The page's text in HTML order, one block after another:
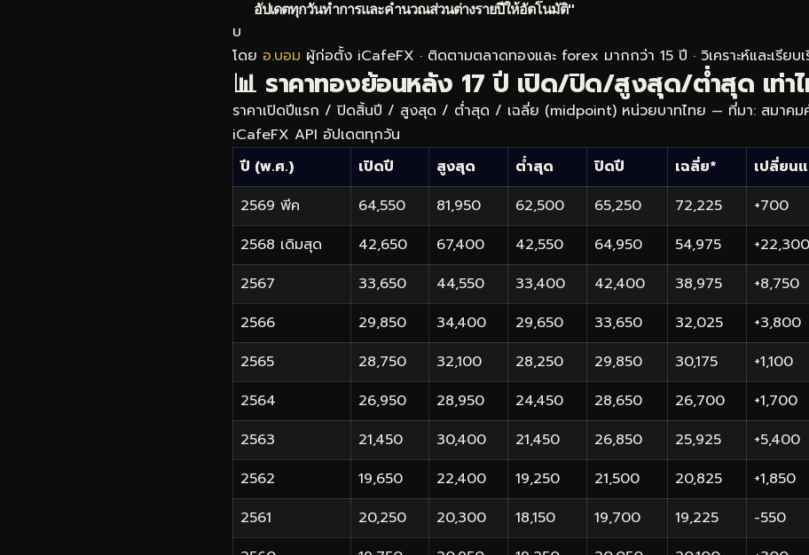
อัปเดตทุกวันทำการและคำนวณส่วนต่างรายปีให้อัตโนมัติ"
บ
โดย อ.บอม ผู้ก่อตั้ง iCafeFX · ติดตามตลาดทองและ forex มากกว่า 15 ปี · วิเคราะห์และเรียบ
📊 ราคาทองย้อนหลัง 17 ปี เปิด/ปิด/สูงสุด/ต่ำสุด เท่าไ
ราคาเปิดปีแรก / ปิดสิ้นปี / สูงสุด / ต่ำสุด / เฉลี่ย (midpoint) หน่วยบาทไทย — ที่มา: สมาคม
iCafeFX API อัปเดตทุกวัน
ปี (พ.ศ.)
เปิดปี สูงสุด ต่ำสุด ปิดปี เฉลี่ย* เปลี่ยน
2569 พีค 64,550 81,950 62,500 65,250 72,225 +700
2568 เดิมสุด 42,650 67,400 42,550 64,950 54,975 +22,300
2567
33,650 44,550 33,400 42,400 38,975 +8,750
2566
29,850 34,400 29,650 33,650 32,025 +3,800
2565
28,750 32,100 28,250 29,850 30,175 +1,100
2564
26,950 28,950 24,450 28,650 26,700 +1,700
2563
21,450 30,400 21,450 26,850 25,925 +5,400
2562
19,650 22,400 19,250 21,500 20,825 +1,850
2561
20,250 20,300 18,150 19,700 19,225 -550